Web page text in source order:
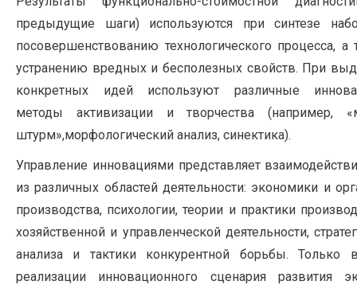
предыдущие шаги) используются при синтезе
посовершенствованию технологического процесса, а
устранению вредных и бесполезных свойств. При
конкретных идей используют различные
методы активизации и творчества (например,
штурм»,морфологический анализ, синектика).
Управление инновациями представляет
из различных областей деятельности: экономики и
производства, психологии, теории и практики
хозяйственной и управленческой деятельности,
анализа и тактики конкурентной борьбы. Только
реализации инновационного сценария развития